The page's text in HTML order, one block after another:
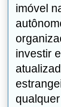
imóvel
investir